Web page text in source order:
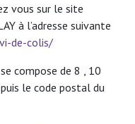
vous sur le site
à l’adresse suivante
de-colis/
compose de 8 , 10
le code postal du